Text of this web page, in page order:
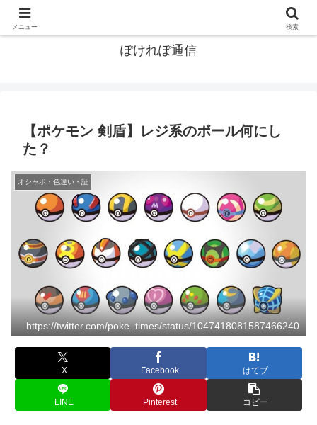
ぽけれぽ通信
【ポケモン 剣盾】レジ系のボール何にし
た？
オシャボ・色違い・証
https://twitter.com/poke_times/status/1047418081587466240
X Facebook はてブ
LINE Pinterest コピー
メニュー 検索